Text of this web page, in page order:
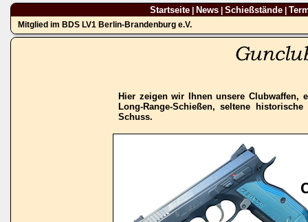
Startseite| News| Schießstände|
Mitglied im BDS LV1 Berlin-Brandenburg e.V.
Hier zeigen wir Ihnen unsere Clubwaffen,
Long-Range-Schießen, seltene
Schuss.